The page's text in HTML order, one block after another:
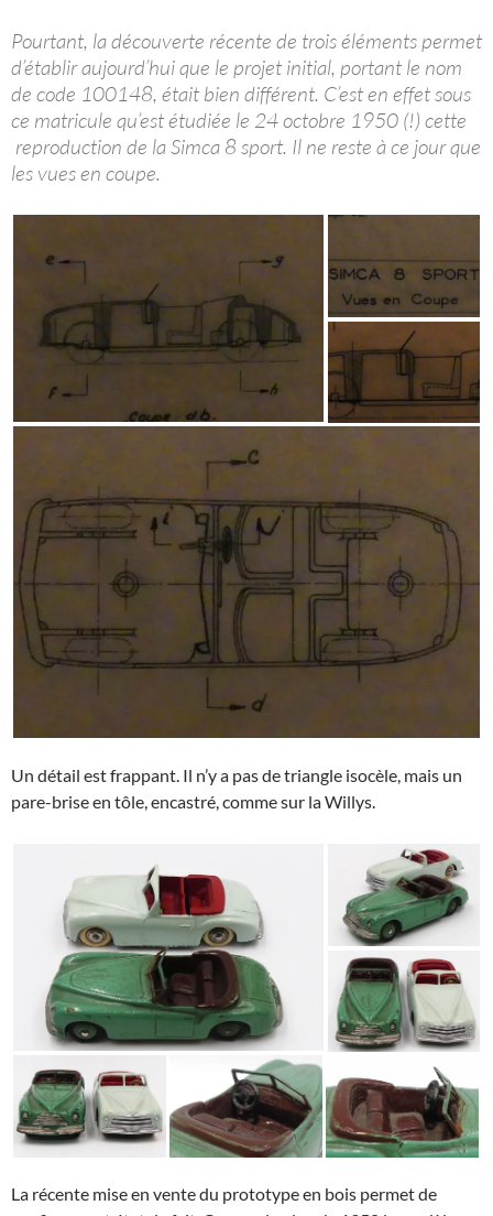
Pourtant, la découverte récente de trois éléments permet
d’établir aujourd’hui que le projet initial, portant le nom
de code 100148, était bien différent. C’est en effet sous
ce matricule qu’est étudiée le 24 octobre 1950 (!) cette
reproduction de la Simca 8 sport. Il ne reste à ce jour que
les vues en coupe.
Un détail est frappant. Il n’y a pas de triangle isocèle, mais un
pare-brise en tôle, encastré, comme sur la Willys.
La récente mise en vente du prototype en bois permet de